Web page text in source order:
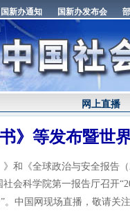
网上直播
》等发布暨世
《全球政治与安全报告（
社会科学院第一报告厅召开
。中国网现场直播，敬请关